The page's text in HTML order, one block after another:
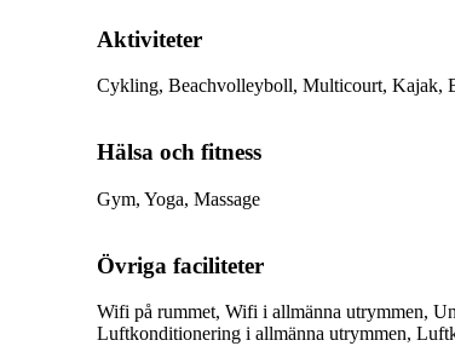
Aktiviteter
Cykling, Beachvolleyboll, Multicourt, Kajak,
Hälsa och fitness
Gym, Yoga, Massage
Övriga faciliteter
Wifi på rummet, Wifi i allmänna utrymmen,
Luftkonditionering i allmänna utrymmen,